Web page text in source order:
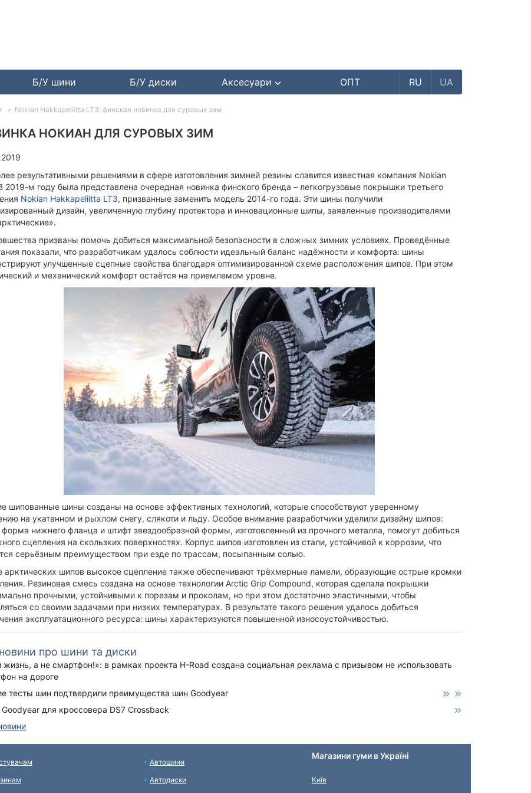
Б/У шини Б/У диски Аксесуари ОПТ RU UA
НОКИАН ДЛЯ СУРОВЫХ ЗИМ
результативными решениями в сфере изготовления зимней резины славится известная компания Nokian
2019-м году была представлена очередная новинка финского бренда – легкогрузовые покрышки третьего
Nokian Hakkapeliitta LT3, призванные заменить модель 2014-го года. Эти шины получили
дизайн, увеличенную глубину протектора и инновационные шипы, заявленные производителями
призваны помочь добиться максимальной безопасности в сложных зимних условиях. Проведённые
показали, что разработчикам удалось соблюсти идеальный баланс надёжности и комфорта: шины
улучшенные сцепные свойства благодаря оптимизированной схеме расположения шипов. При этом
и механический комфорт остаётся на приемлемом уровне.
шипованные шины созданы на основе эффективных технологий, которые способствуют уверенному
на укатанном и рыхлом снегу, слякоти и льду. Особое внимание разработчики уделили дизайну шипов:
форма нижнего фланца и штифт звездообразной формы, изготовленный из прочного металла, помогут добиться
сцепления на скользких поверхностях. Корпус шипов изготовлен из стали, устойчивой к коррозии, что
серьёзным преимуществом при езде по трассам, посыпанным солью.
арктических шипов высокое сцепление также обеспечивают трёхмерные ламели, образующие острые кромки
Резиновая смесь создана на основе технологии Arctic Grip Compound, которая сделала покрышки
прочными, устойчивыми к порезам и проколам, но при этом достаточно эластичными, чтобы
со своими задачами при низких температурах. В результате такого решения удалось добиться
эксплуатационного ресурса: шины характеризуются повышенной износоустойчивостью.
новини про шини та диски
жизнь, а не смартфон!»: в рамках проекта H-Road создана социальная реклама с призывом не использовать
на дороге
тесты шин подтвердили преимущества шин Goodyear
для кроссовера DS7 Crossback
Nokian Hakkapeliitta LT3: финская новинка для суровых зим
Автошини
Автодиски
Магазини гуми в Україні
Київ